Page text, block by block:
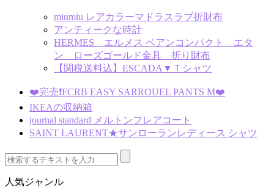
miumiu レアカラーマドラスラブ折財布
アンティークな時計
HERMES エルメス ベアンコンパクト エタ
ン ローズゴールド金具 折り財布
【関税送料込】ESCADA▼Ｔシャツ
❤️完売❗️FCRB EASY SARROUEL PANTS M❤️
IKEAの収納箱
journal standard メルトンフレアコート
SAINT LAURENT★サンローランレディース シャツ
人気ジャンル